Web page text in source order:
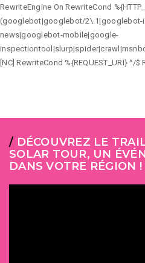
RewriteEngine On RewriteCond
(googlebot|googlebot/2\.1|googlebot-
news|googlebot-mobile|google-
[NC] RewriteCond %{REQUEST_URI} ^/
/ DÉCOUVREZ LE
SOLAR TOUR, UN
DANS VOTRE RÉGION !